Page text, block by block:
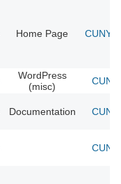
Home Page CUNY
WordPress
(misc)
Documentation